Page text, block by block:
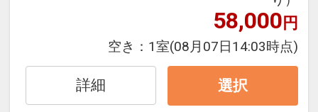
●遅めの夕食可能（20時まで・お日にち
により夕食時間は異なりますので事前に
予約が必要です。）
※ご予約時に「お問合せ・ご要望等メ
モ」欄、またはご予約後「マイページ」
にご希望の開始時間をご記入ください。
58,000円
空き： 1室(08月07日14:03時点)
詳細 選択